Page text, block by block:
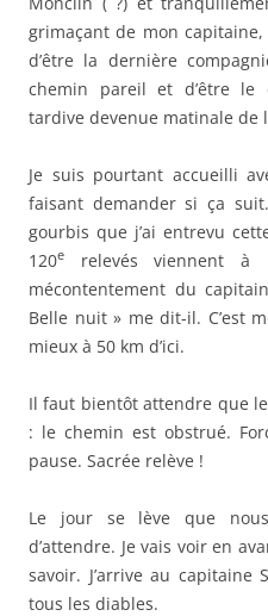
grimaçant de mon
d’être la dernière
chemin pareil et d’être le
tardive devenue matinale de
Je suis pourtant accueilli
faisant demander si ça
gourbis que j’ai entrevu
120e
relevés viennent à
mécontentement du
Belle nuit » me dit-il. C’est
mieux à 50 km d’ici.
Il faut bientôt attendre que
: le chemin est obstrué.
pause. Sacrée relève !
Le jour se lève que
d’attendre. Je vais voir en
savoir. J’arrive au capitaine
tous les diables.